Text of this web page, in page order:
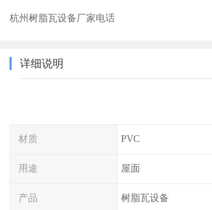
杭州树脂瓦设备厂家电话
详细说明
材质 PVC
用途 屋面
产品 树脂瓦设备